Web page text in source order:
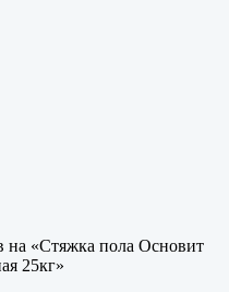
на «Стяжка пола Основит
25кг»